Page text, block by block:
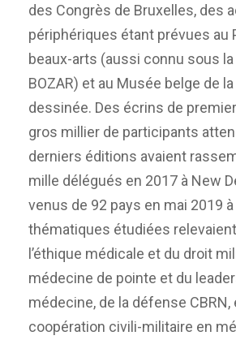
des Congrès de Bruxelles, des
périphériques étant prévues au
beaux-arts (aussi connu sous
BOZAR) et au Musée belge de
dessinée. Des écrins de
gros millier de participants
derniers éditions avaient
mille délégués en 2017 à New
venus de 92 pays en mai 2019 à
thématiques étudiées
l’éthique médicale et du droit
médecine de pointe et du
médecine, de la défense CBRN,
coopération civili-militaire en